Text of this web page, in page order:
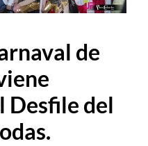
de
Desfile del